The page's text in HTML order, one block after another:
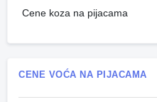
Cene koza na pijacama
CENE VOĆA NA PIJACAMA